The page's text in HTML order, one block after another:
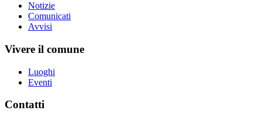
Notizie
Comunicati
Avvisi
Vivere il comune
Luoghi
Eventi
Contatti